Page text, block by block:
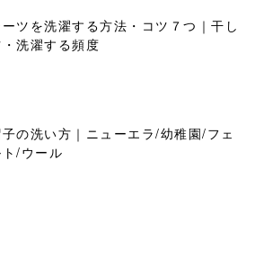
ツを洗濯する方法・コツ７つ｜干し
洗濯する頻度
の洗い方｜ニューエラ/幼稚園/フェ
/ウール